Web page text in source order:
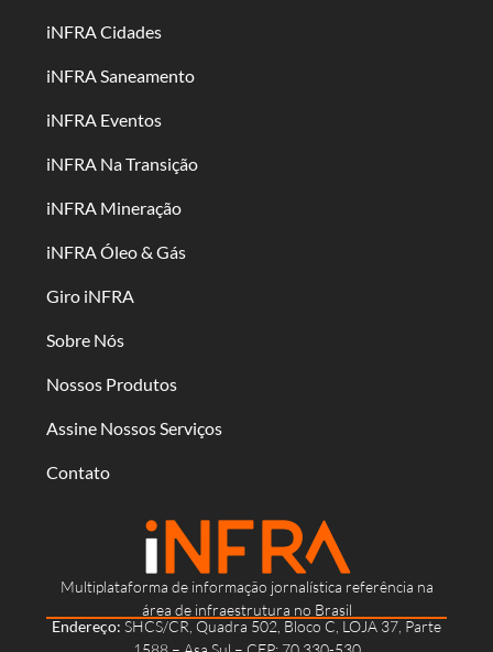
Multiplataforma de informação jornalística referência na
área de infraestrutura no Brasil
Endereço: SHCS/CR, Quadra 502, Bloco C, LOJA 37, Parte
iNFRA Cidades
iNFRA Saneamento
iNFRA Eventos
iNFRA Na Transição
iNFRA Mineração
iNFRA Óleo & Gás
Giro iNFRA
Sobre Nós
Nossos Produtos
Assine Nossos Serviços
Contato